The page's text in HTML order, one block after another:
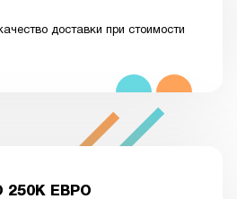
доставки при стоимости
250К ЕВРО